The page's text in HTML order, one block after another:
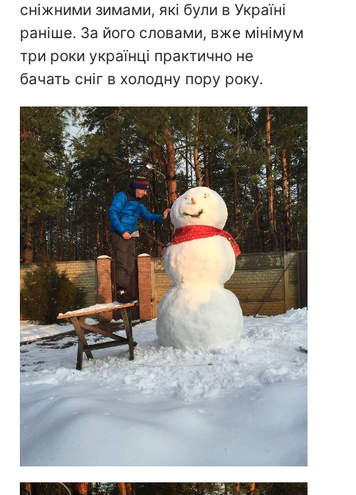
сніжними зимами, які були в Україні
раніше. За його словами, вже мінімум
три роки українці практично не
бачать сніг в холодну пору року.